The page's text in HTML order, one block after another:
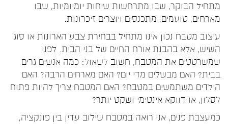
מתחיל הבוקר, שבו מתרחשות שיחות יומיומיות, שבו
מארחים, טועמים, מתכנסים ויוצרים זיכרונות.
עיצוב מטבח נכון אינו מתחיל בבחירת צבע הארונות או סוג
השיש, אלא בהבנת אורח החיים של בני הבית. לפני
שמשרטטים את המטבח, חשוב לשאול: כמה אנשים גרים
בבית? האם מבשלים מדי יום? האם מארחים הרבה? האם
הילדים משתמשים במטבח? האם המטבח צריך להיות פתוח
לסלון, או דווקא אינטימי ושקט יותר?
כמעצבת פנים, אני רואה במטבח שילוב עדין בין פונקציה,